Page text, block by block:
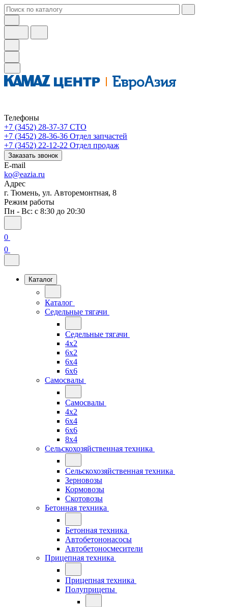
Телефоны
+7 (3452) 28-37-37 СТО
+7 (3452) 28-36-36 Отдел запчастей
+7 (3452) 22-12-22 Отдел продаж
Заказать звонок
E-mail
ko@eazia.ru
Адрес
г. Тюмень, ул. Авторемонтная, 8
Режим работы
Пн - Вс: с 8:30 до 20:30
0
0
Каталог
Каталог
Седельные тягачи
Седельные тягачи
4x2
6x2
6x4
6x6
Самосвалы
Самосвалы
4x2
6x4
6x6
8x4
Сельскохозяйственная техника
Сельскохозяйственная техника
Зерновозы
Кормовозы
Скотовозы
Бетонная техника
Бетонная техника
Автобетононасосы
Автобетоносмесители
Прицепная техника
Прицепная техника
Полуприцепы